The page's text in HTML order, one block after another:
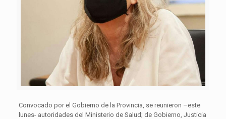
Convocado por el Gobierno de la Provincia, se reunieron –este
lunes- autoridades del Ministerio de Salud; de Gobierno, Justicia